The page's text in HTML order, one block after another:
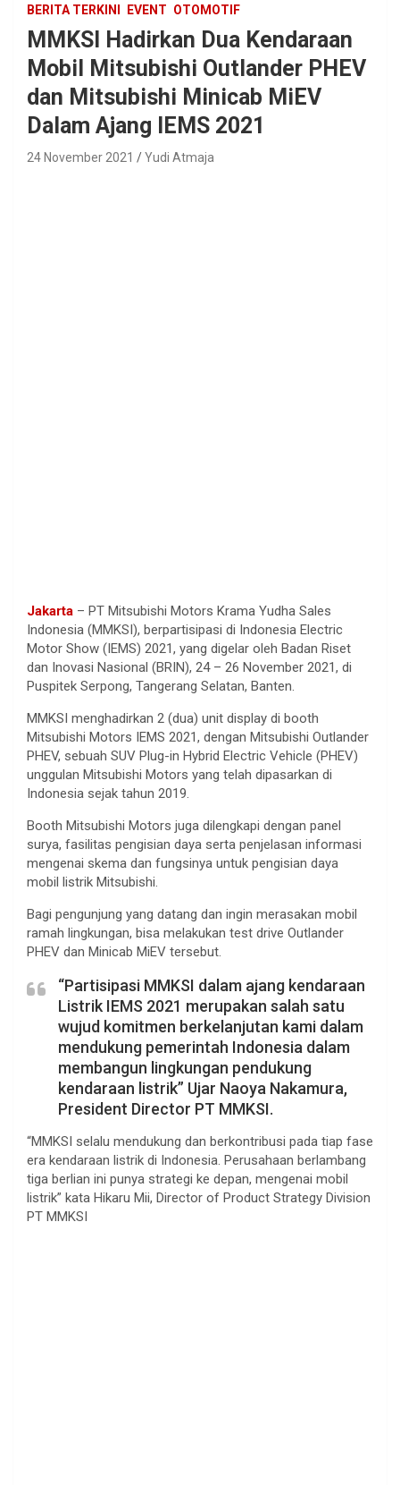
BERITA TERKINI EVENT OTOMOTIF
MMKSI Hadirkan Dua Kendaraan
Mobil Mitsubishi Outlander PHEV
dan Mitsubishi Minicab MiEV
Dalam Ajang IEMS 2021
24 November 2021 Yudi Atmaja
Jakarta – PT Mitsubishi Motors Krama Yudha Sales
Indonesia (MMKSI), berpartisipasi di Indonesia Electric
Motor Show (IEMS) 2021, yang digelar oleh Badan Riset
dan Inovasi Nasional (BRIN), 24 – 26 November 2021, di
Puspitek Serpong, Tangerang Selatan, Banten.
MMKSI menghadirkan 2 (dua) unit display di booth
Mitsubishi Motors IEMS 2021, dengan Mitsubishi Outlander
PHEV, sebuah SUV Plug-in Hybrid Electric Vehicle (PHEV)
unggulan Mitsubishi Motors yang telah dipasarkan di
Indonesia sejak tahun 2019.
Booth Mitsubishi Motors juga dilengkapi dengan panel
surya, fasilitas pengisian daya serta penjelasan informasi
mengenai skema dan fungsinya untuk pengisian daya
mobil listrik Mitsubishi.
Bagi pengunjung yang datang dan ingin merasakan mobil
ramah lingkungan, bisa melakukan test drive Outlander
PHEV dan Minicab MiEV tersebut.
“Partisipasi MMKSI dalam ajang kendaraan
Listrik IEMS 2021 merupakan salah satu
wujud komitmen berkelanjutan kami dalam
mendukung pemerintah Indonesia dalam
membangun lingkungan pendukung
kendaraan listrik” Ujar Naoya Nakamura,
President Director PT MMKSI.
“MMKSI selalu mendukung dan berkontribusi pada tiap fase
era kendaraan listrik di Indonesia. Perusahaan berlambang
tiga berlian ini punya strategi ke depan, mengenai mobil
listrik” kata Hikaru Mii, Director of Product Strategy Division
PT MMKSI